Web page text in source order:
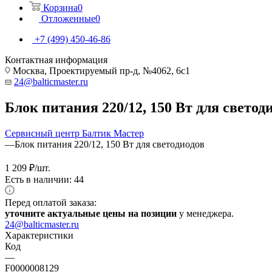
Корзина0
Отложенные0
+7 (499) 450-46-86
Контактная информация
Москва, Проектируемый пр-д, №4062, 6с1
24@balticmaster.ru
Блок питания 220/12, 150 Вт для
Сервисный центр Балтик Мастер
—Блок питания 220/12, 150 Вт для светодиодов
1 209 ₽/шт.
Есть в наличии: 44
Перед оплатой заказа:
уточните актуальные цены на позиции у менеджера.
24@balticmaster.ru
Характеристики
Код
—
F0000008129